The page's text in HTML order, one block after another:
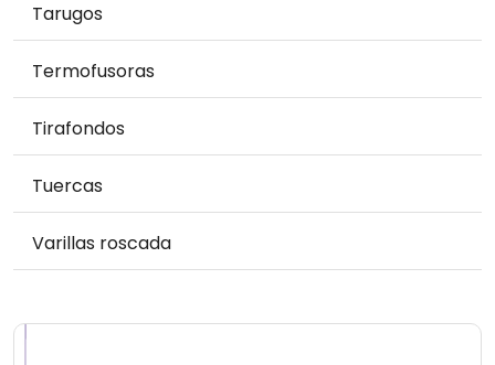
Tarugos
Termofusoras
Tirafondos
Tuercas
Varillas roscada